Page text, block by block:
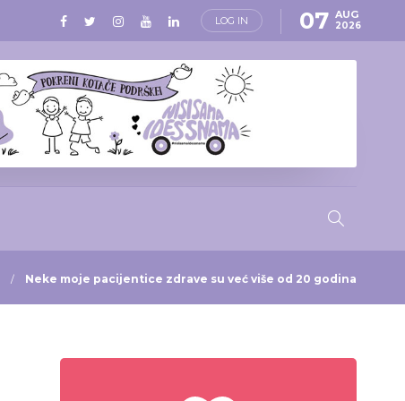
LOG IN 07 AUG
2026
Neke moje pacijentice zdrave su već više od 20 godina